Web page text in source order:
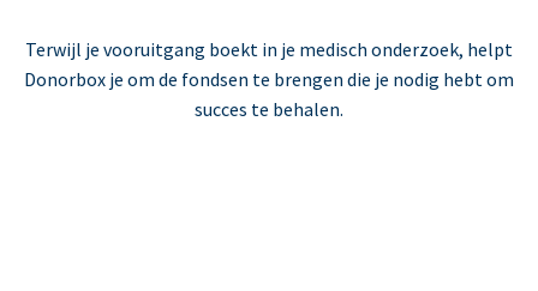
Terwijl je vooruitgang boekt in je medisch onderzoek, helpt
Donorbox je om de fondsen te brengen die je nodig hebt om
succes te behalen.